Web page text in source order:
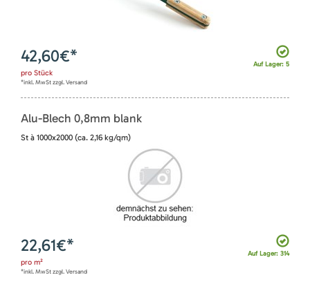
Auf Lager: 5
42,60€*
pro Stück
*inkl. MwSt zzgl. Versand
Alu-Blech 0,8mm blank
St à 1000x2000 (ca. 2,16 kg/qm)
Auf Lager: 314
22,61€*
pro m²
*inkl. MwSt zzgl. Versand